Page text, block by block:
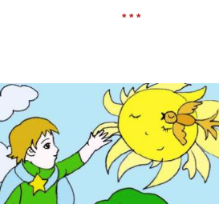
* * *